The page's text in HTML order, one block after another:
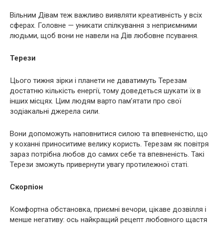
Вільним Дівам теж важливо виявляти креативність у всіх
сферах. Головне — уникати спілкування з неприємними
людьми, щоб вони не навели на Дів любовне псування.
Терези
Цього тижня зірки і планети не даватимуть Терезам
достатню кількість енергії, тому доведеться шукати їх в
інших місцях. Цим людям варто пам’ятати про свої
зодіакальні джерела сили.
Вони допоможуть наповнитися силою та впевненістю, що
у коханні приноситиме велику користь. Терезам як повітря
зараз потрібна любов до самих себе та впевненість. Такі
Терези зможуть привернути увагу протилежної статі.
Скорпіон
Комфортна обстановка, приємні вечори, цікаве дозвілля і
менше негативу: ось найкращий рецепт любовного щастя